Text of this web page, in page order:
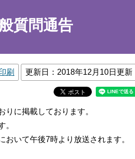
質問通告
刷 更新日：2018年12月10日更新
に掲載しております。
。
いて午後7時より放送されます。